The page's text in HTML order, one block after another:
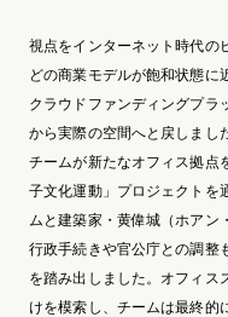
視点をインターネット時代の
どの商業モデルが飽和状態に
クラウドファンディングプラ
から実際の空間へと戻しまし
チームが新たなオフィス拠点
子文化運動」プロジェクトを
ムと建築家・黄偉城（ホアン
行政手続きや官公庁との調整
を踏み出しました。オフィス
けを模索し、チームは最終的